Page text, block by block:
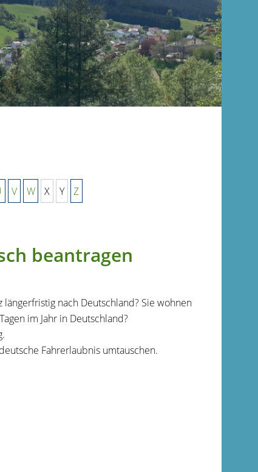
V W X Y Z
beantragen
nach Deutschland? Sie wohnen
im Jahr in Deutschland?
Fahrerlaubnis umtauschen.